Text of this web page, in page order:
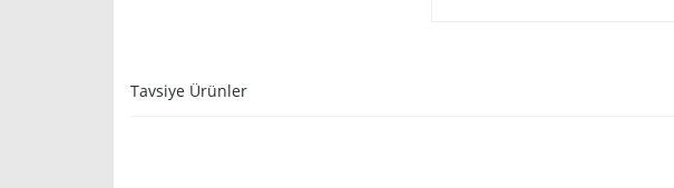
Tavsiye Ürünler